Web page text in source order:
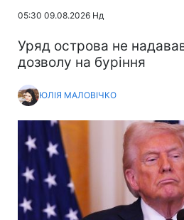
05:30 09.08.2026 Нд
Уряд острова не
дозволу на буріння
ЮЛІЯ МАЛОВІЧКО